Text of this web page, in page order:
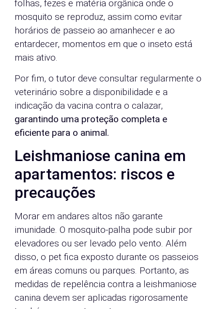
folhas, fezes e matéria orgânica onde o
mosquito se reproduz, assim como evitar
horários de passeio ao amanhecer e ao
entardecer, momentos em que o inseto está
mais ativo.
Por fim, o tutor deve consultar regularmente o
veterinário sobre a disponibilidade e a
indicação da vacina contra o calazar,
garantindo uma proteção completa e
eficiente para o animal.
Leishmaniose canina em
apartamentos: riscos e
precauções
Morar em andares altos não garante
imunidade. O mosquito-palha pode subir por
elevadores ou ser levado pelo vento. Além
disso, o pet fica exposto durante os passeios
em áreas comuns ou parques. Portanto, as
medidas de repelência contra a leishmaniose
canina devem ser aplicadas rigorosamente